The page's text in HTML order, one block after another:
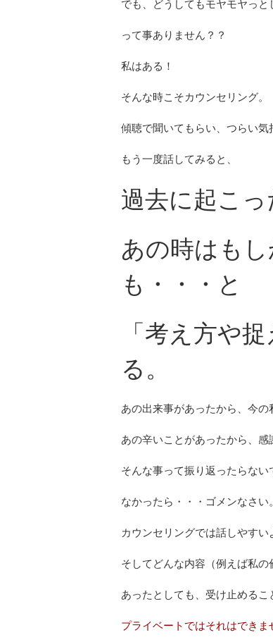
でも、どうしてもモヤモヤっ
って事ありません？？
私はある！
そんな時こそカウンセリング。
傾聴で聞いてもらい、つらい
もう一度話してみると、
過去に起こ
あの時はも
も・・・と
「考え方や
る。
あの出来事があったから、今の
あの辛いことがあったから、感
そんな事って振り返ったらない
なかったら・・・ゴメンなさい。
カウンセリングでは話しやすい
そしてどんな内容（例えば私
あったとしても、受け止めるこ
プライベートではそれはできま